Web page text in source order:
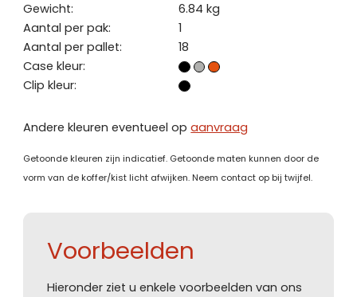
Gewicht:
6.84 kg
Aantal per pak:
1
Aantal per pallet:
18
Case kleur:
Clip kleur:
Andere kleuren eventueel opaanvraag
Getoonde kleuren zijn indicatief. Getoonde maten kunnen door de
vorm van de koffer/kist licht afwijken. Neem contact op bij twijfel.
Voorbeelden
Hieronder ziet u enkele voorbeelden van ons